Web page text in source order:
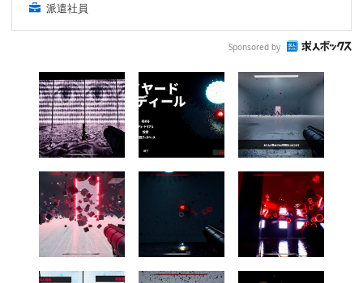
派遣社員
Sponsored by